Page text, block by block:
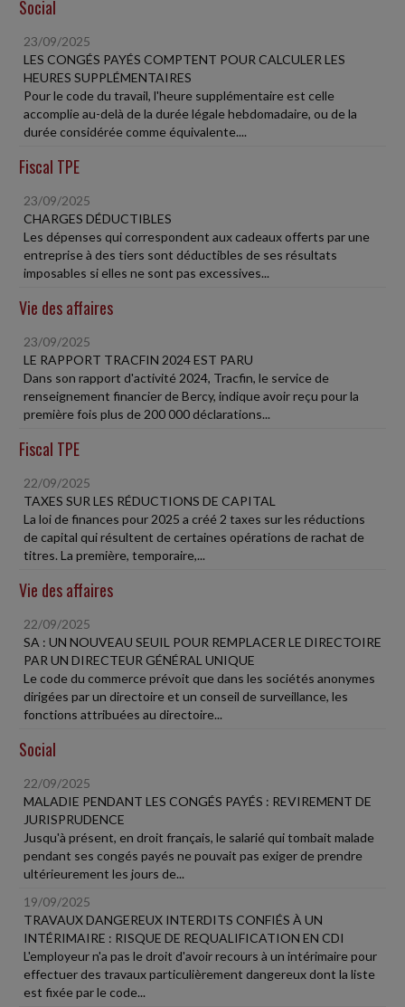
Social
23/09/2025
LES CONGÉS PAYÉS COMPTENT POUR CALCULER LES
HEURES SUPPLÉMENTAIRES
Pour le code du travail, l'heure supplémentaire est celle
accomplie au-delà de la durée légale hebdomadaire, ou de la
durée considérée comme équivalente....
Fiscal TPE
23/09/2025
CHARGES DÉDUCTIBLES
Les dépenses qui correspondent aux cadeaux offerts par une
entreprise à des tiers sont déductibles de ses résultats
imposables si elles ne sont pas excessives...
Vie des affaires
23/09/2025
LE RAPPORT TRACFIN 2024 EST PARU
Dans son rapport d'activité 2024, Tracfin, le service de
renseignement financier de Bercy, indique avoir reçu pour la
première fois plus de 200 000 déclarations...
Fiscal TPE
22/09/2025
TAXES SUR LES RÉDUCTIONS DE CAPITAL
La loi de finances pour 2025 a créé 2 taxes sur les réductions
de capital qui résultent de certaines opérations de rachat de
titres. La première, temporaire,...
Vie des affaires
22/09/2025
SA : UN NOUVEAU SEUIL POUR REMPLACER LE DIRECTOIRE
PAR UN DIRECTEUR GÉNÉRAL UNIQUE
Le code du commerce prévoit que dans les sociétés anonymes
dirigées par un directoire et un conseil de surveillance, les
fonctions attribuées au directoire...
Social
22/09/2025
MALADIE PENDANT LES CONGÉS PAYÉS : REVIREMENT DE
JURISPRUDENCE
Jusqu'à présent, en droit français, le salarié qui tombait malade
pendant ses congés payés ne pouvait pas exiger de prendre
ultérieurement les jours de...
19/09/2025
TRAVAUX DANGEREUX INTERDITS CONFIÉS À UN
INTÉRIMAIRE : RISQUE DE REQUALIFICATION EN CDI
L'employeur n'a pas le droit d'avoir recours à un intérimaire pour
effectuer des travaux particulièrement dangereux dont la liste
est fixée par le code...